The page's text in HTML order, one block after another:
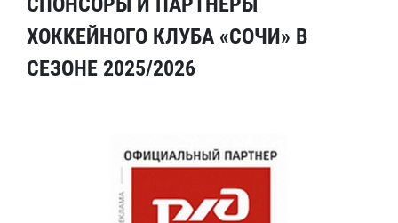
ХОККЕЙНОГО КЛУБА «СОЧИ» В
СЕЗОНЕ 2025/2026